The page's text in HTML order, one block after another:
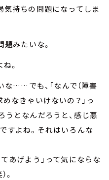
気持ちの問題になってしま
題みたいな。
。
な……でも、「なんで（障害
なきゃいけないの？」っ
うとなんだろうと、感じ悪
すよね。それはいろんな
あげよう」って気にならな
。